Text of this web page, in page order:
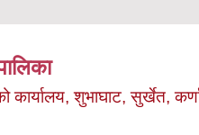
कार्यालय, शुभाघाट, सुर्खेत,